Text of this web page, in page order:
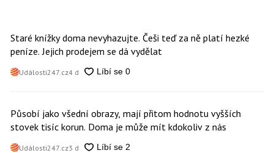
Staré knížky doma nevyhazujte. Češi teď za ně platí hezké
peníze. Jejich prodejem se dá vydělat
Události247.cz4 d
Působí jako všední obrazy, mají přitom hodnotu vyšších
stovek tisíc korun. Doma je může mít kdokoliv z nás
Události247.cz3 d